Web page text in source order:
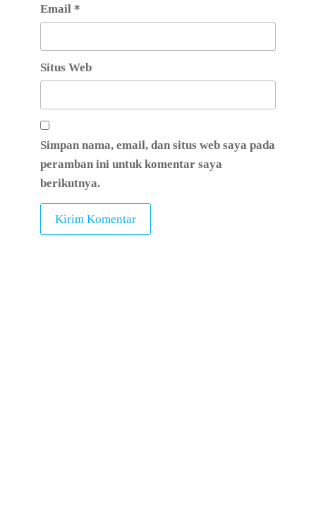
Email *
Situs Web
Simpan nama, email, dan situs web saya pada
peramban ini untuk komentar saya
berikutnya.